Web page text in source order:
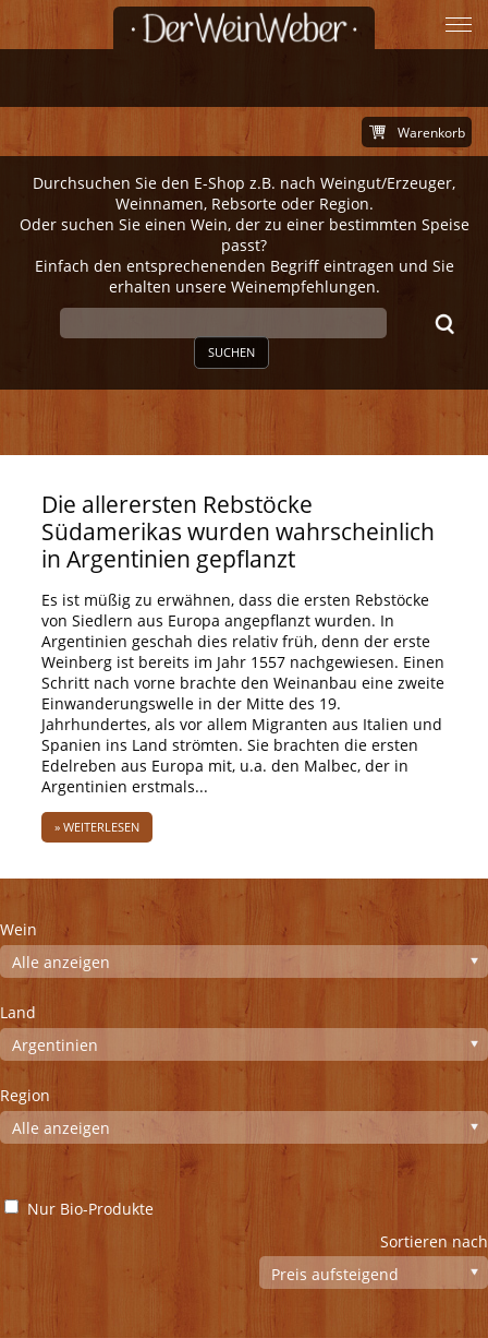
Durchsuchen Sie den E-Shop z.B. nach Weingut/Erzeuger,
Weinnamen, Rebsorte oder Region.
Oder suchen Sie einen Wein, der zu einer bestimmten Speise
passt?
Einfach den entsprechenenden Begriff eintragen und Sie
erhalten unsere Weinempfehlungen.
SUCHEN
Warenkorb
Die allerersten Rebstöcke
Südamerikas wurden wahrscheinlich
in Argentinien gepflanzt
Es ist müßig zu erwähnen, dass die ersten Rebstöcke
von Siedlern aus Europa angepflanzt wurden. In
Argentinien geschah dies relativ früh, denn der erste
Weinberg ist bereits im Jahr 1557 nachgewiesen. Einen
Schritt nach vorne brachte den Weinanbau eine zweite
Einwanderungswelle in der Mitte des 19.
Jahrhundertes, als vor allem Migranten aus Italien und
Spanien ins Land strömten. Sie brachten die ersten
Edelreben aus Europa mit, u.a. den Malbec, der in
Argentinien erstmals...
» WEITERLESEN
Wein
Land
Region
Nur Bio-Produkte
Sortieren nach